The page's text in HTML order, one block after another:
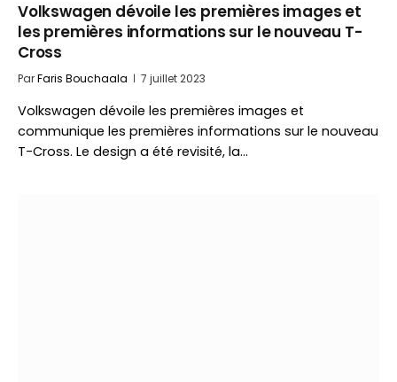
Volkswagen dévoile les premières images et
les premières informations sur le nouveau T-
Cross
ParFaris Bouchaala 7 juillet 2023
Volkswagen dévoile les premières images et
communique les premières informations sur le nouveau
T-Cross. Le design a été revisité, la…